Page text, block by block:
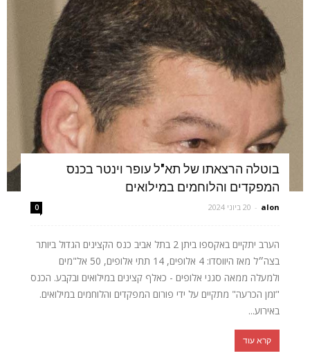
בוטלה הרצאתו של תא"ל עופר וינטר בכנס
המפקדים והלוחמים במילואים
alon
- 20 ביוני 2024 0
הערב יתקיים באקספו ביתן 2 בתל אביב כנס הקצינים הגדול ביותר
בצה״ל מאז היווסדו: 4 אלופים, 14 תתי אלופים, 50 אל"מים
ולמעלה ממאה סגני אלופים - כאלף קצינים במילואים ובקבע. הכנס
"זמן הכרעה" מתקיים על ידי פורום המפקדים והלוחמים במילואים.
באירוע...
קרא עוד